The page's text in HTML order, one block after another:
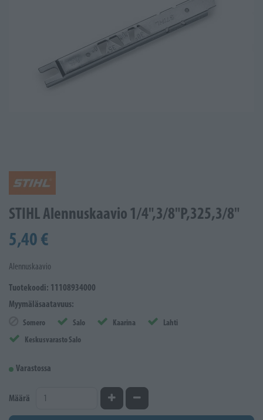
STIHL Alennuskaavio 1/4",3/8"P,325,3/8"
5,40 €
Alennuskaavio
Tuotekoodi: 11108934000
Myymäläsaatavuus:
Somero Salo Kaarina
Lahti
Keskusvarasto Salo
Varastossa
Määrä Kasvata määrääVähennä määrää